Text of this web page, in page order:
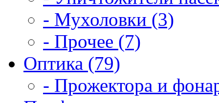
- Мухоловки (3)
- Прочее (7)
Оптика (79)
- Прожектора и